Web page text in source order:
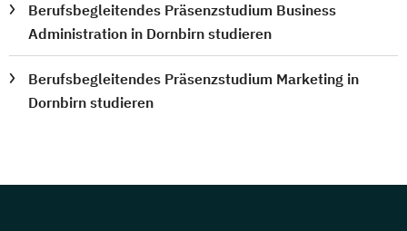
Berufsbegleitendes Präsenzstudium Business
Administration in Dornbirn studieren
Berufsbegleitendes Präsenzstudium Marketing in
Dornbirn studieren